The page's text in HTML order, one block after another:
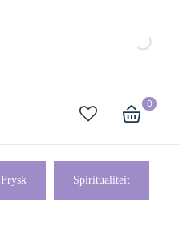
0
Frysk Spiritualiteit